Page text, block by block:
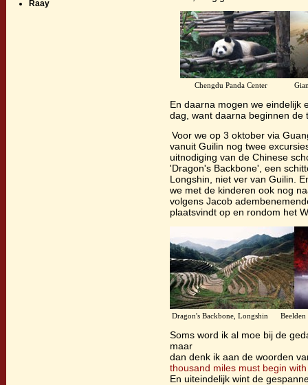
Raay
Chengdu Panda Center Giant
En daarna mogen we eindelijk
dag, want daarna beginnen de
Voor we op 3 oktober via
vanuit Guilin nog twee
uitnodiging van de Chinese
'Dragon's Backbone', een
Longshin, niet ver van Guilin.
we met de kinderen ook nog
volgens Jacob
plaatsvindt op en rondom het
Dragon's Backbone, Longshin Beelden
Soms word ik al moe bij de
maar
dan denk ik aan de woorden
thousand miles must begin
En uiteindelijk wint de